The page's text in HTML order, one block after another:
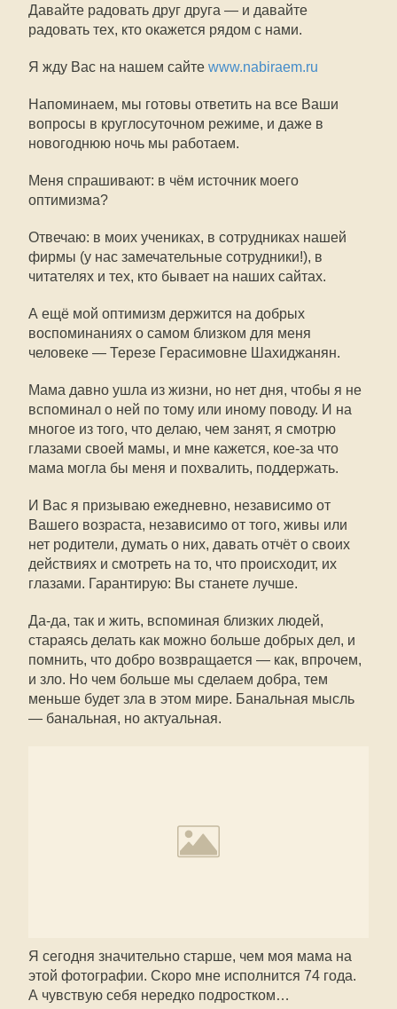
Давайте радовать друг друга — и давайте
радовать тех, кто окажется рядом с нами.
Я жду Вас на нашем сайте www.nabiraem.ru
Напоминаем, мы готовы ответить на все Ваши
вопросы в круглосуточном режиме, и даже в
новогоднюю ночь мы работаем.
Меня спрашивают: в чём источник моего
оптимизма?
Отвечаю: в моих учениках, в сотрудниках нашей
фирмы (у нас замечательные сотрудники!), в
читателях и тех, кто бывает на наших сайтах.
А ещё мой оптимизм держится на добрых
воспоминаниях о самом близком для меня
человеке — Терезе Герасимовне Шахиджанян.
Мама давно ушла из жизни, но нет дня, чтобы я не
вспоминал о ней по тому или иному поводу. И на
многое из того, что делаю, чем занят, я смотрю
глазами своей мамы, и мне кажется, кое-за что
мама могла бы меня и похвалить, поддержать.
И Вас я призываю ежедневно, независимо от
Вашего возраста, независимо от того, живы или
нет родители, думать о них, давать отчёт о своих
действиях и смотреть на то, что происходит, их
глазами. Гарантирую: Вы станете лучше.
Да-да, так и жить, вспоминая близких людей,
стараясь делать как можно больше добрых дел, и
помнить, что добро возвращается — как, впрочем,
и зло. Но чем больше мы сделаем добра, тем
меньше будет зла в этом мире. Банальная мысль
— банальная, но актуальная.
Я сегодня значительно старше, чем моя мама на
этой фотографии. Скоро мне исполнится 74 года.
А чувствую себя нередко подростком…